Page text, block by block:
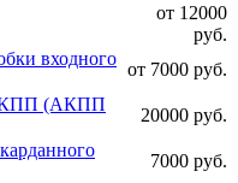
от 12000
руб.
входного
от 7000 руб.
АКПП (АКПП
20000 руб.
7000 руб.